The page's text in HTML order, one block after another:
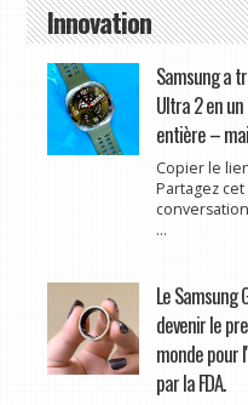
Innovation
Samsung a
Ultra 2 en
entière –
Copier le
Partagez
...
Le Samsung
devenir le
monde pour
par la FDA.